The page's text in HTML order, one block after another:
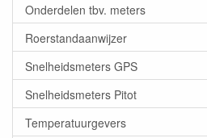
Onderdelen tbv. meters
Roerstandaanwijzer
Snelheidsmeters GPS
Snelheidsmeters Pitot
Temperatuurgevers